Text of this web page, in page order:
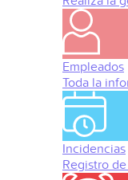
Empleados
Toda la
Incidencias
Registro